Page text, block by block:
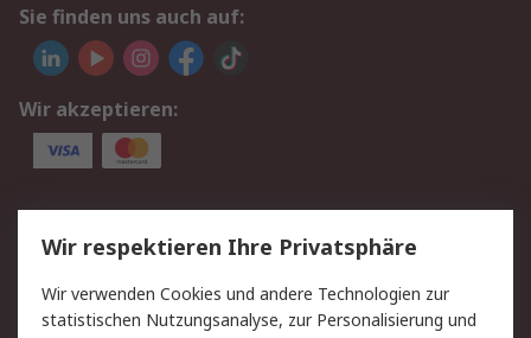
Sie finden uns auch auf:
Wir akzeptieren:
Service
Value Added Services
Lieferlösungen
Rücksendungen
Kontakt
Hilfe
Privatkunden
Wir respektieren Ihre Privatsphäre
Wir verwenden Cookies und andere Technologien zur
statistischen Nutzungsanalyse, zur Personalisierung und